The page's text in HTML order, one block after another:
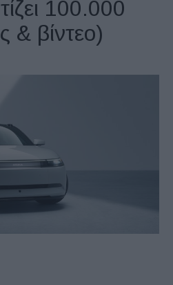
100.000
& βίντεο)